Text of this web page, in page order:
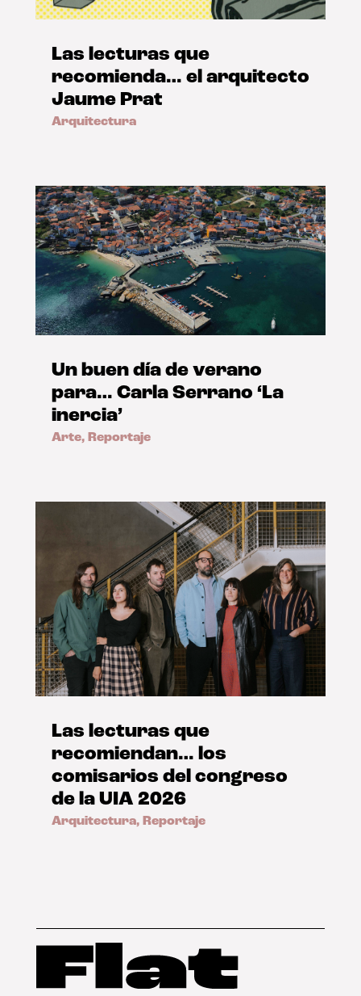
Las lecturas que
recomienda… el arquitecto
Jaume Prat
Arquitectura
Un buen día de verano
para… Carla Serrano ‘La
inercia’
Arte, Reportaje
Las lecturas que
recomiendan… los
comisarios del congreso
de la UIA 2026
Arquitectura, Reportaje